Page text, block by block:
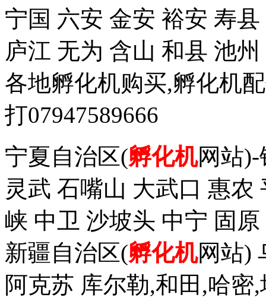
宁国 六安 金安 裕安 寿
庐江 无为 含山 和县 池
各地孵化机购买,孵化机
打07947589666
宁夏自治区(孵化机网站)-
灵武 石嘴山 大武口 惠农
峡 中卫 沙坡头 中宁 固
新疆自治区(孵化机网站)
阿克苏 库尔勒,和田,哈密